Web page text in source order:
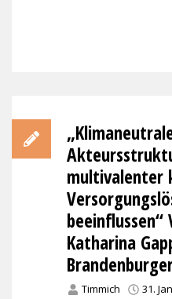
multivalenter
Katharina
Timmich 31.